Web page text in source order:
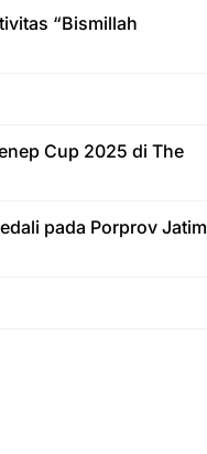
“Bismillah
Cup 2025 di The
pada Porprov Jatim